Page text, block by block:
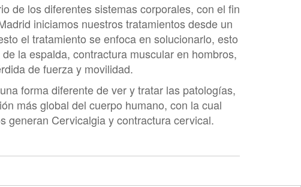
nerviosa. Las pruebas adicionales incluyen
de los diferentes sistemas corporales, con el fin
iniciamos nuestros tratamientos desde un
el tratamiento se enfoca en solucionarlo, esto
la espalda, contractura muscular en hombros,
de fuerza y movilidad.
forma diferente de ver y tratar las patologías,
más global del cuerpo humano, con la cual
generan Cervicalgia y contractura cervical.